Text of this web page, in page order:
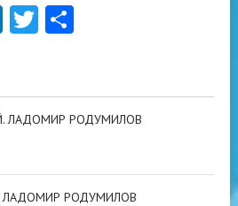
LinkedIn
Twitter
ЛАДОМИР РОДУМИЛОВ
РОДУМИЛОВ